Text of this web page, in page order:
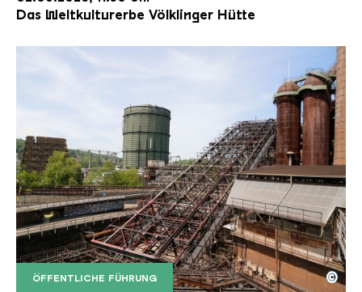
Das Weltkulturerbe Völklinger Hütte
ÖFFENTLICHE FÜHRUNG ©